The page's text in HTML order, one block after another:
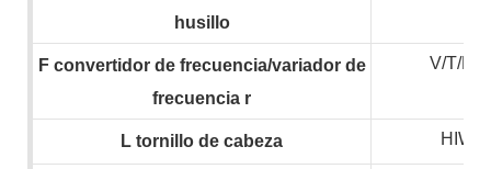
husillo
Fconvertidor de frecuencia/variador de
frecuencia r
V/T/
L tornillo de cabeza